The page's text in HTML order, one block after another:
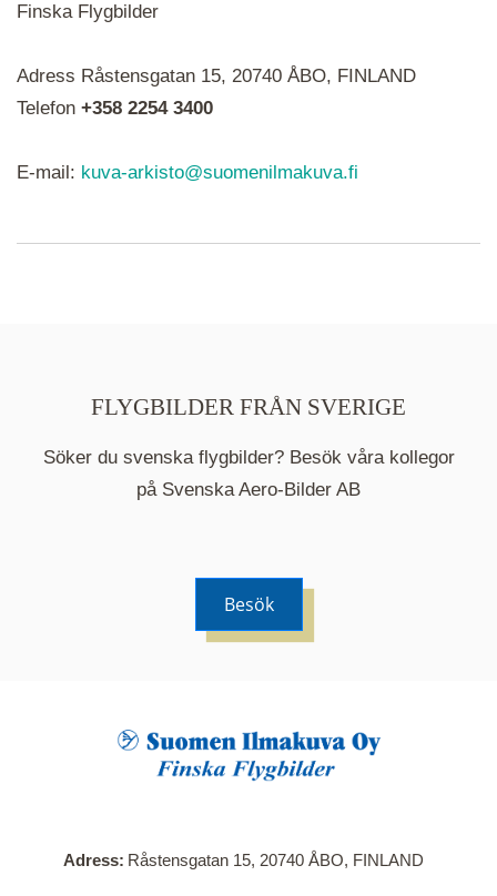
ikoner är det en serie i varje. Utplacerade bilder
syns som nålar istället.
När du klickar på en serie så öppnas en ny flik.
Här visas en karta över bilder med kända
Finska Flygbilder
Adress Råstensgatan 15, 20740 ÅBO, FINLAND
Telefon +358 2254 3400
E-mail: kuva-arkisto@suomenilmakuva.fi
FLYGBILDER FRÅN SVERIGE
Söker du svenska flygbilder? Besök våra kollegor
på Svenska Aero-Bilder AB
Besök
Adress Råstensgatan 15, 20740 ÅBO, FINLAND